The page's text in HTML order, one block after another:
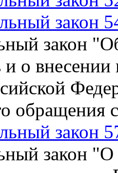
закон
закон
и о
обращения
закон
закон